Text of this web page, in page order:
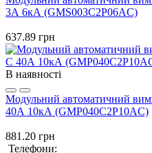
3А 6кА (GMS003C2P06AC)
637.89 грн
В наявності
Модульний автоматичний
40А 10кА (GMP040C2P10AC)
881.20 грн
Телефони: